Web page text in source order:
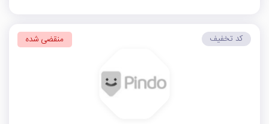
کد تخفیف منقضی شده